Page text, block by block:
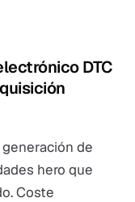
DTC
de
hero que
Coste